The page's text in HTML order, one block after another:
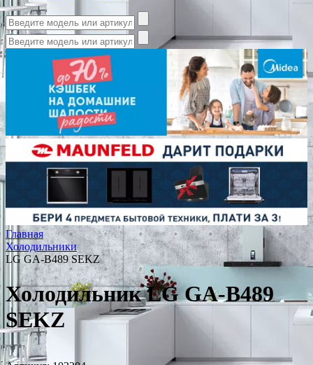
Главная
Холодильники
LG GA-B489 SEKZ
Холодильник LG GA-B489
SEKZ